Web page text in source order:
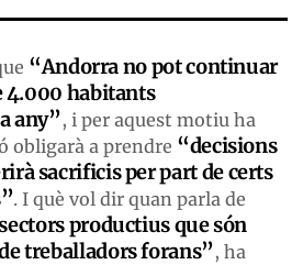
“Andorra no pot continuar
4.000 habitants
any”, i per aquest motiu ha
obligarà a prendre “decisions
sacrificis per part de certs
. I què vol dir quan parla de
productius que són
treballadors forans”, ha